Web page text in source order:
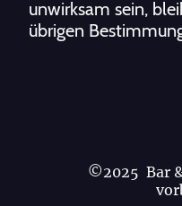
unwirksam sein,
übrigen
©2025 Bar